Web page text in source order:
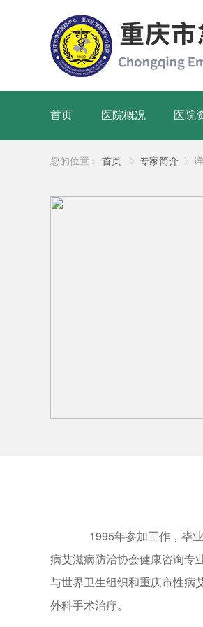
首页 医院概况 医院
您的位置： 首页  专家简介 
1995年参加工作，毕业
病艾滋病防治协会健康咨询专
与世界卫生组织和重庆市性病
外科手术治疗。